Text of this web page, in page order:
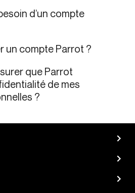
d’un compte
un compte Parrot ?
que Parrot
de mes
?